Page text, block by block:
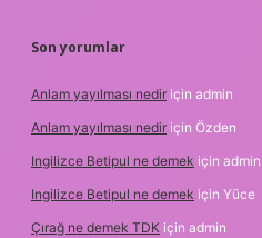
Son yorumlar
Anlam yayılması nedir için admin
Anlam yayılması nedir için Özden
Ingilizce Betipul ne demek için admin
Ingilizce Betipul ne demek için Yüce
Çırağ ne demek TDK için admin